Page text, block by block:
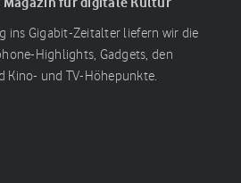
ins Gigabit-Zeitalter liefern wir die
Highlights, Gadgets, den
Kino- und TV-Höhepunkte.